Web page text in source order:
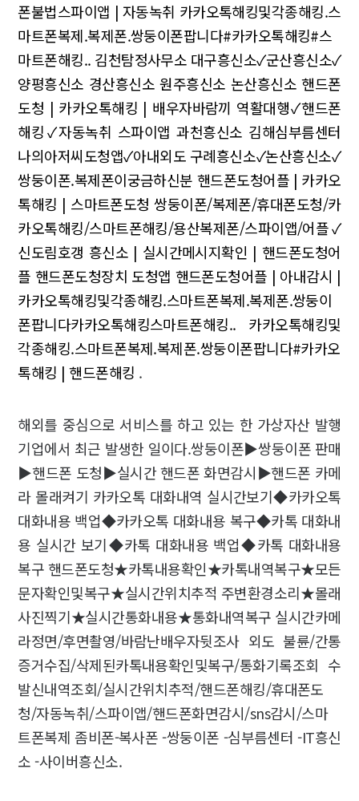
폰불법스파이앱 | 자동녹취 카카오톡해킹및각종해킹.스
마트폰복제.복제폰.쌍둥이폰팝니다#카카오톡해킹#스
마트폰해킹.. 김천탐정사무소 대구흥신소✓군산흥신소✓
양평흥신소 경산흥신소 원주흥신소 논산흥신소 핸드폰
도청 | 카카오톡해킹 | 배우자바람끼 역활대행✓핸드폰
해킹✓자동녹취 스파이앱 과천흥신소 김해심부름센터
나의아저씨도청앱✓아내외도 구례흥신소✓논산흥신소✓
쌍둥이폰.복제폰이궁금하신분 핸드폰도청어플 | 카카오
톡해킹 | 스마트폰도청 쌍둥이폰/복제폰/휴대폰도청/카
카오톡해킹/스마트폰해킹/용산복제폰/스파이앱/어플✓
신도림호갱 흥신소 | 실시간메시지확인 | 핸드폰도청어
플 핸드폰도청장치 도청앱 핸드폰도청어플 | 아내감시 |
카카오톡해킹및각종해킹.스마트폰복제.복제폰.쌍둥이
폰팝니다카카오톡해킹스마트폰해킹..
카카오톡해킹및
각종해킹.스마트폰복제.복제폰.쌍둥이폰팝니다#카카오
톡해킹 | 핸드폰해킹 .
해외를 중심으로 서비스를 하고 있는 한 가상자산 발행
기업에서 최근 발생한 일이다.쌍둥이폰▶쌍둥이폰 판매
▶핸드폰 도청▶실시간 핸드폰 화면감시▶핸드폰 카메
라 몰래켜기 카카오톡 대화내역 실시간보기◆카카오톡
대화내용 백업◆카카오톡 대화내용 복구◆카톡 대화내
용 실시간 보기◆카톡 대화내용 백업◆카톡 대화내용
복구 핸드폰도청★카톡내용확인★카톡내역복구★모든
문자확인및복구★실시간위치추적 주변환경소리★몰래
사진찍기★실시간통화내용★통화내역복구 실시간카메
라정면/후면촬영/바람난배우자뒷조사 외도 불륜/간통
증거수집/삭제된카톡내용확인및복구/통화기록조회 수
발신내역조회/실시간위치추적/핸드폰해킹/휴대폰도
청/자동녹취/스파이앱/핸드폰화면감시/sns감시/스마
트폰복제 좀비폰-복사폰 -쌍둥이폰 -심부름센터 -IT흥신
소 -사이버흥신소.